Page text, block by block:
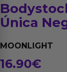
Única
MOONLIGHT
16.90€